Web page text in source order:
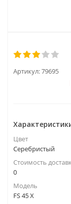
Артикул:79695
Цвет
Серебристый
Стоимость
0
Модель
FS 45 X